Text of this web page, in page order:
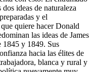
ideas de naturaleza
y el
quiere hacer Donald
las ideas de James
1845 y 1849. Sus
hacia las élites de
blanca y rural y